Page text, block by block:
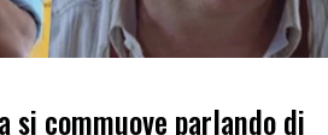
si commuove parlando di